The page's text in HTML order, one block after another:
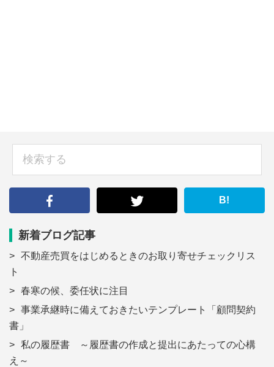
B!
新着ブログ記事
不動産売買をはじめるときのお取り寄せチェックリス
ト
春寒の候、委任状に注目
事業承継時に備えておきたいテンプレート「顧問契約
書」
私の履歴書 ～履歴書の作成と提出にあたっての心構
え～